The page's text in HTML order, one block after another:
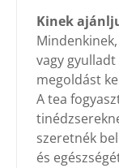
Kinek
vagy
megoldást
A tea
szeretnék
és